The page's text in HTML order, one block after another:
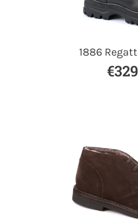
1886